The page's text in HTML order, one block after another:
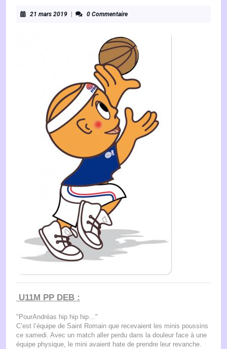
21 mars 201921
0 Commentaire
U11M PP DEB :
"PourAndréas hip hip hip…"
C’est l’équipe de Saint Romain que recevaient les minis poussins
ce samedi. Avec un match aller perdu dans la douleur face à une
équipe physique, le mini avaient hate de prendre leur revanche.